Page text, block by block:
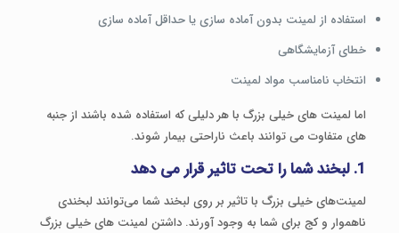
استفاده از لمینت بدون آماده سازی یا حداقل آماده سازی
خطای آزمایشگاهی
انتخاب نامناسب مواد لمینت
اما لمینت های خیلی بزرگ با هر دلیلی که استفاده شده باشند از جنبه
های متفاوت می توانند باعث ناراحتی بیمار شوند.
1. لبخند شما را تحت تاثیر قرار می دهد
لمینت‌های خیلی بزرگ با تاثیر بر روی لبخند شما می‌توانند لبخندی
ناهموار و کج برای شما به وجود آورند. داشتن لمینت های خیلی بزرگ